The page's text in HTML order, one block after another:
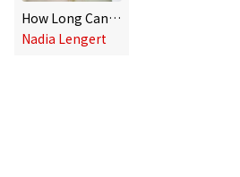
How Long Can I Wait
Nadia Lengert